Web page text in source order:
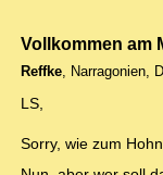
Vollkommen am
Reffke, Narragonien,
LS,
Sorry, wie zum